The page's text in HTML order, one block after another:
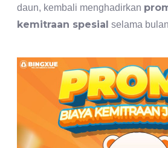
daun, kembali menghadirkan
kemitraan spesial selama